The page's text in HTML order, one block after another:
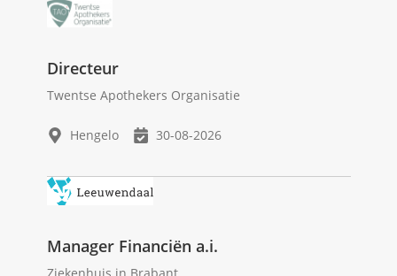
Directeur
Twentse Apothekers Organisatie
Hengelo 30-08-2026
Manager Financiën a.i.